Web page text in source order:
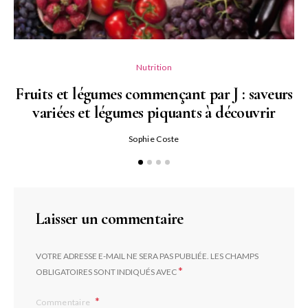
Nutrition
Fruits et légumes commençant par J : saveurs
variées et légumes piquants à découvrir
Sophie Coste
Laisser un commentaire
VOTRE ADRESSE E-MAIL NE SERA PAS PUBLIÉE. LES CHAMPS
OBLIGATOIRES SONT INDIQUÉS AVEC*
Commentaire